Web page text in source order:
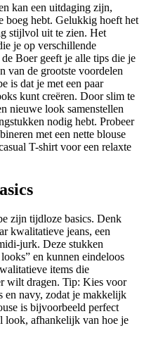
kan een uitdaging zijn,
boeg hebt. Gelukkig hoeft het
stijlvol uit te zien. Het
je op verschillende
Boer geeft je alle tips die je
van de grootste voordelen
is dat je met een paar
kunt creëren. Door slim te
nieuwe look samenstellen
nodig hebt. Probeer
met een nette blouse
T-shirt voor een relaxte
zijn tijdloze basics. Denk
kwalitatieve jeans, een
jurk. Deze stukken
en kunnen eindeloos
items die
wilt dragen. Tip: Kies voor
en navy, zodat je makkelijk
is bijvoorbeeld perfect
look, afhankelijk van hoe je